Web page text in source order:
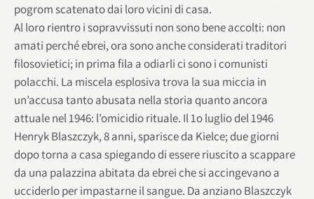
pogrom scatenato dai loro vicini di casa.
Al loro rientro i sopravvissuti non sono bene accolti: non
amati perché ebrei, ora sono anche considerati traditori
filosovietici; in prima fila a odiarli ci sono i comunisti
polacchi. La miscela esplosiva trova la sua miccia in
un’accusa tanto abusata nella storia quanto ancora
attuale nel 1946: l’omicidio rituale. Il 1o luglio del 1946
Henryk Blaszczyk, 8 anni, sparisce da Kielce; due giorni
dopo torna a casa spiegando di essere riuscito a scappare
da una palazzina abitata da ebrei che si accingevano a
ucciderlo per impastarne il sangue. Da anziano Blaszczyk